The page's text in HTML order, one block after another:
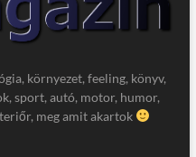
környezet, feeling, könyv,
sport, autó, motor, humor,
meg amit akartok